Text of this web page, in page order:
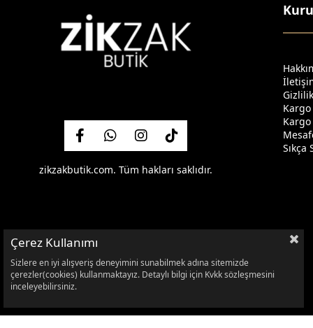
zikzakbutik.com. Tüm hakları saklıdır.
Çerez Kullanımı
Sizlere en iyi alışveriş deneyimini sunabilmek adına sitemizde
çerezler(cookies) kullanmaktayız. Detaylı bilgi için Kvkk sözleşmesini
inceleyebilirsiniz.